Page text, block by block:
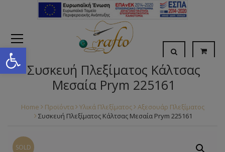
Open toolbar
Συσκευή Πλεξίματος Κάλτσας
Μεσαία Prym 225161
Home Προϊόντα Υλικά Πλεξίματος
Αξεσουάρ Πλεξίματος
Συσκευή Πλεξίματος Κάλτσας Μεσαία Prym 225161
SOLD